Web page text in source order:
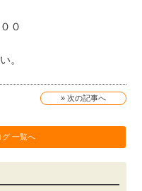
０
。
» 次の記事へ
グ 一覧へ